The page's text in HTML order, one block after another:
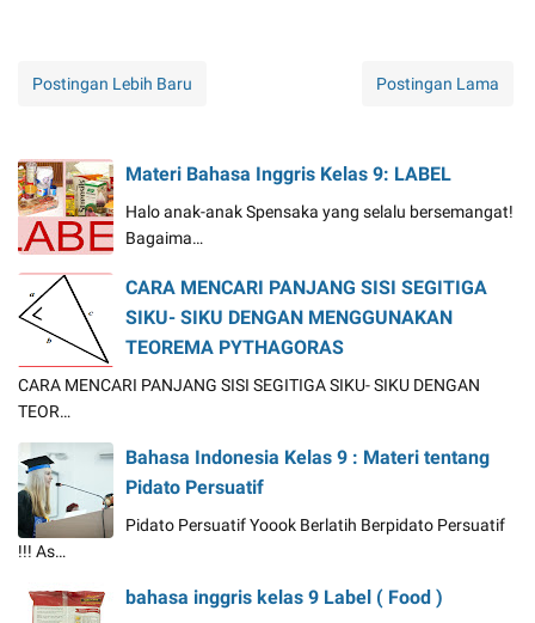
Postingan Lebih Baru Postingan Lama
Materi Bahasa Inggris Kelas 9: LABEL
Halo anak-anak Spensaka yang selalu bersemangat!
Bagaima…
CARA MENCARI PANJANG SISI SEGITIGA
SIKU- SIKU DENGAN MENGGUNAKAN
TEOREMA PYTHAGORAS
CARA MENCARI PANJANG SISI SEGITIGA SIKU- SIKU DENGAN
TEOR…
Bahasa Indonesia Kelas 9 : Materi tentang
Pidato Persuatif
Pidato Persuatif Yoook Berlatih Berpidato Persuatif
!!! As…
bahasa inggris kelas 9 Label ( Food )